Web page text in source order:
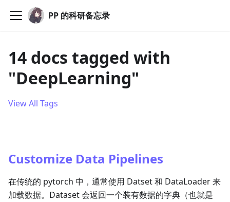
PP 的科研备忘录
14 docs tagged with
"DeepLearning"
View All Tags
Customize Data Pipelines
在传统的 pytorch 中，通常使用 Datset 和 DataLoader 来
加载数据。Dataset 会返回一个装有数据的字典（也就是